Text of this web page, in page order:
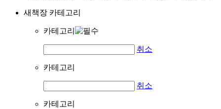
새책장 카테고리
카테고리
취소
카테고리
취소
카테고리